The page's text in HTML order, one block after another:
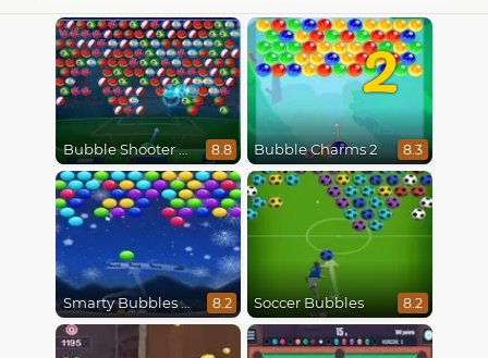
Bubble Shooter World Cup 8.8
2
Bubble Charms 2 8.3
Smarty Bubbles X-Mas Edition 8.2 Soccer Bubbles 8.2